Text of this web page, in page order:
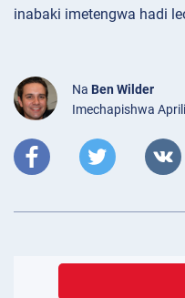
inabaki imetengwa hadi
Na Ben Wilder
Imechapishwa